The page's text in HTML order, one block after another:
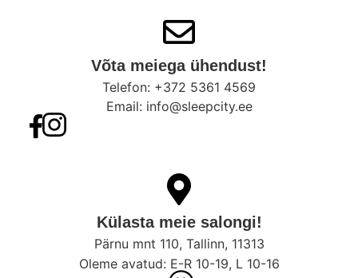
Võta meiega ühendust!​
Telefon: +372 5361 4569
Email: info@sleepcity.ee
Külasta meie salongi!
Pärnu mnt 110, Tallinn, 11313
Oleme avatud: E-R 10-19, L 10-16